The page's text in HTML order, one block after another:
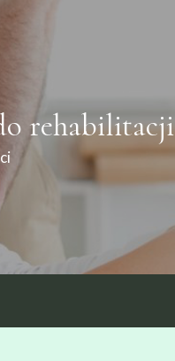
rehabilitacji